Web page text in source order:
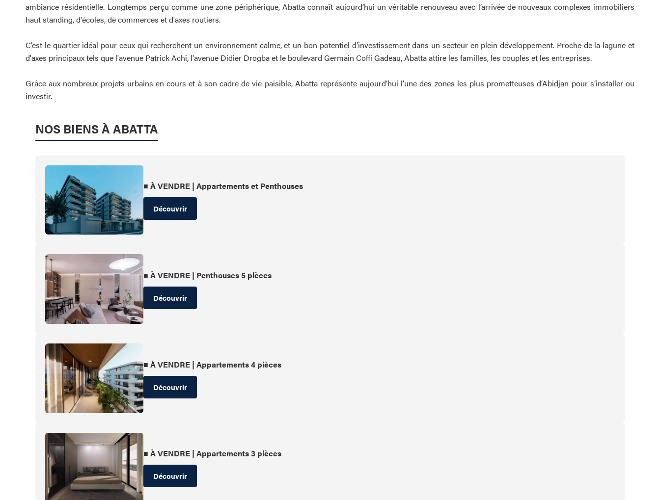
ambiance résidentielle. Longtemps perçu comme une zone périphérique, Abatta connaît aujourd’hui un véritable renouveau avec l’arrivée de nouveaux complexes immobiliers
haut standing, d'écoles, de commerces et d'axes routiers.
C’est le quartier idéal pour ceux qui recherchent un environnement calme, et un bon potentiel d’investissement dans un secteur en plein développement. Proche de la lagune et
d'axes principaux tels que l'avenue Patrick Achi, l'avenue Didier Drogba et le boulevard Germain Coffi Gadeau, Abatta attire les familles, les couples et les entreprises.
Grâce aux nombreux projets urbains en cours et à son cadre de vie paisible, Abatta représente aujourd’hui l’une des zones les plus prometteuses d’Abidjan pour s’installer ou
investir.
NOS BIENS À ABATTA
■ À VENDRE | Appartements et Penthouses
Découvrir
■ À VENDRE | Penthouses 5 pièces
Découvrir
■ À VENDRE | Appartements 4 pièces
Découvrir
■ À VENDRE | Appartements 3 pièces
Découvrir